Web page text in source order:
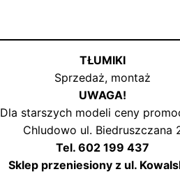
TŁUMIKI
Sprzedaż, montaż
UWAGA!
Dla starszych modeli ceny
Chludowo ul. Biedruszczana
Tel. 602 199 437
Sklep przeniesiony z ul.